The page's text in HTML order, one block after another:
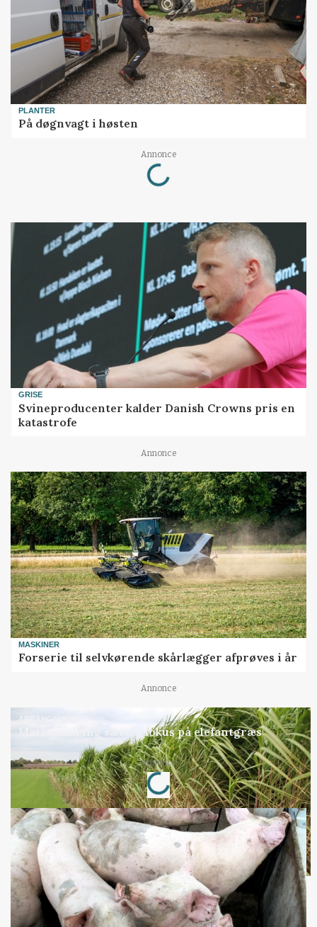
PLANTER
På døgnvagt i høsten
Annonce
Loading...
GRISE
Svineproducenter kalder Danish Crowns pris en
katastrofe
Annonce
MASKINER
Forserie til selvkørende skårlægger afprøves i år
Annonce
ARRANGEMENT
Markvandring sætter fokus på elefantgræs
Annonce
Loading...